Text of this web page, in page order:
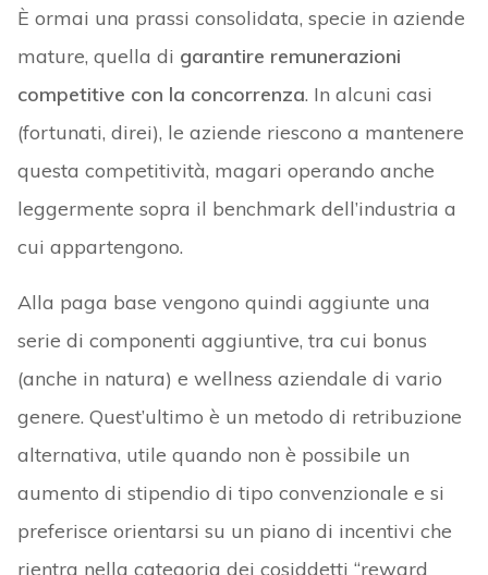
È ormai una prassi consolidata, specie in aziende
mature, quella di garantire remunerazioni
competitive con la concorrenza. In alcuni casi
(fortunati, direi), le aziende riescono a mantenere
questa competitività, magari operando anche
leggermente sopra il benchmark dell’industria a
cui appartengono.
Alla paga base vengono quindi aggiunte una
serie di componenti aggiuntive, tra cui bonus
(anche in natura) e wellness aziendale di vario
genere. Quest’ultimo è un metodo di retribuzione
alternativa, utile quando non è possibile un
aumento di stipendio di tipo convenzionale e si
preferisce orientarsi su un piano di incentivi che
rientra nella categoria dei cosiddetti “reward